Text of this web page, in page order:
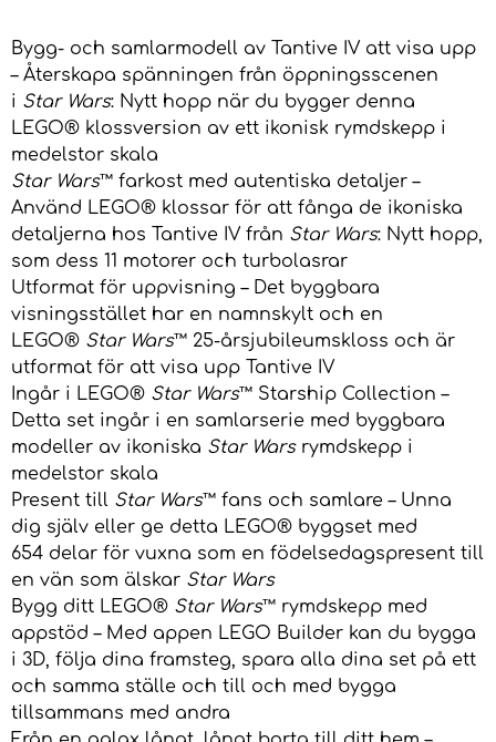
Bygg- och samlarmodell av Tantive IV att visa upp
– Återskapa spänningen från öppningsscenen
i Star Wars: Nytt hopp när du bygger denna
LEGO® klossversion av ett ikonisk rymdskepp i
medelstor skala
Star Wars™ farkost med autentiska detaljer –
Använd LEGO® klossar för att fånga de ikoniska
detaljerna hos Tantive IV från Star Wars: Nytt hopp,
som dess 11 motorer och turbolasrar
Utformat för uppvisning – Det byggbara
visningsstället har en namnskylt och en
LEGO® Star Wars™ 25-årsjubileumskloss och är
utformat för att visa upp Tantive IV
Ingår i LEGO® Star Wars™ Starship Collection –
Detta set ingår i en samlarserie med byggbara
modeller av ikoniska Star Wars rymdskepp i
medelstor skala
Present till Star Wars™ fans och samlare – Unna
dig själv eller ge detta LEGO® byggset med
654 delar för vuxna som en födelsedagspresent till
en vän som älskar Star Wars
Bygg ditt LEGO® Star Wars™ rymdskepp med
appstöd – Med appen LEGO Builder kan du bygga
i 3D, följa dina framsteg, spara alla dina set på ett
och samma ställe och till och med bygga
tillsammans med andra